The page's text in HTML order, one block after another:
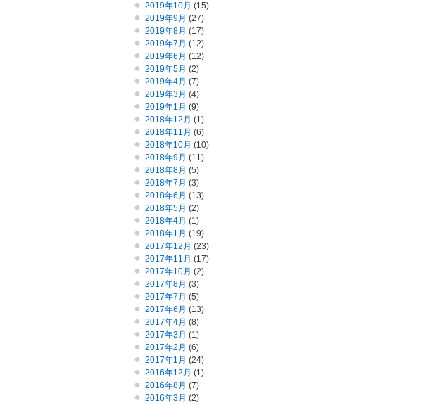
2019年10月 (15)
2019年9月 (27)
2019年8月 (17)
2019年7月 (12)
2019年6月 (12)
2019年5月 (2)
2019年4月 (7)
2019年3月 (4)
2019年1月 (9)
2018年12月 (1)
2018年11月 (6)
2018年10月 (10)
2018年9月 (11)
2018年8月 (5)
2018年7月 (3)
2018年6月 (13)
2018年5月 (2)
2018年4月 (1)
2018年1月 (19)
2017年12月 (23)
2017年11月 (17)
2017年10月 (2)
2017年8月 (3)
2017年7月 (5)
2017年6月 (13)
2017年4月 (8)
2017年3月 (1)
2017年2月 (6)
2017年1月 (24)
2016年12月 (1)
2016年8月 (7)
2016年3月 (2)